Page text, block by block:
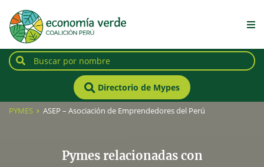
Directorio de Mypes
PYMES ASEP – Asociación de Emprendedores del Perú
Pymes relacionadas con